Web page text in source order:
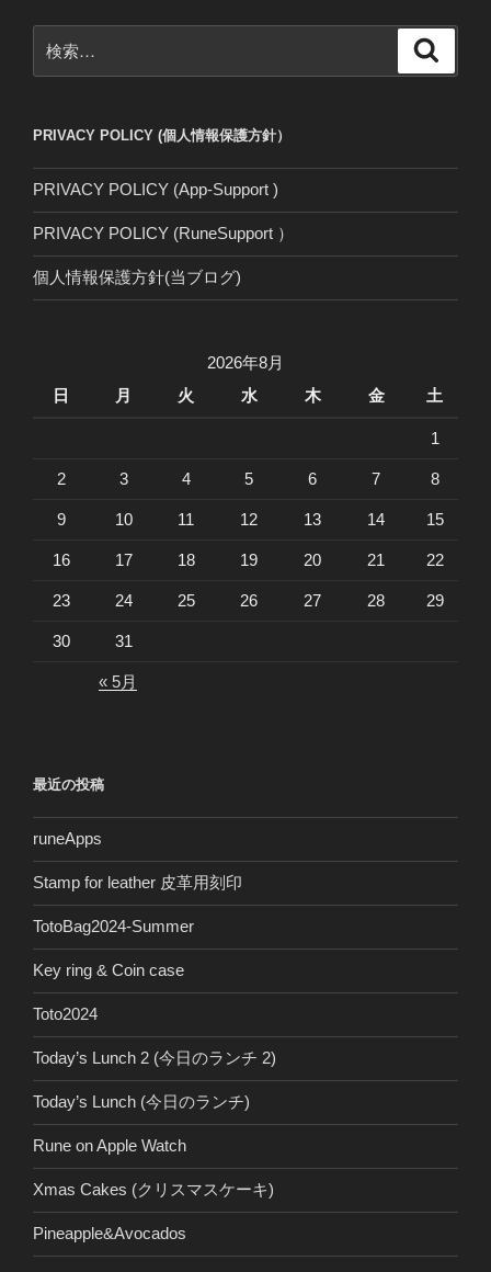
ン
索:
PRIVACY POLICY (個人情報保護方針）
PRIVACY POLICY (App-Support )
PRIVACY POLICY (RuneSupport ）
個人情報保護方針(当ブログ)
2026年8月
日
月 火 水 木 金 土
1
2 3 4 5 6 7 8
9 10 11 12 13 14 15
16 17 18 19 20 21 22
23 24 25 26 27 28 29
30 31
« 5月
最近の投稿
runeApps
Stamp for leather 皮革用刻印
TotoBag2024-Summer
Key ring & Coin case
Toto2024
Today’s Lunch 2 (今日のランチ 2)
Today’s Lunch (今日のランチ)
Rune on Apple Watch
Xmas Cakes (クリスマスケーキ)
Pineapple&Avocados